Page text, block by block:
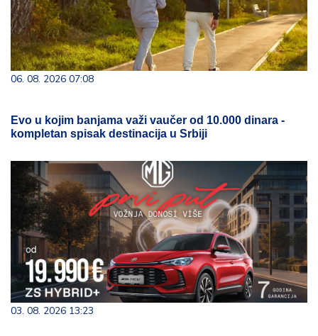
06. 08. 2026 07:08
Evo u kojim banjama važi vaučer od 10.000 dinara -
kompletan spisak destinacija u Srbiji
03. 08. 2026 13:23